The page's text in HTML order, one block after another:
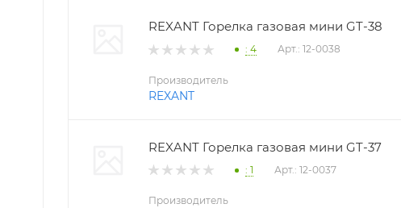
REXANT Горелка газовая мини GT-38
: 4 Арт.: 12-0038
Производитель
REXANT
REXANT Горелка газовая мини GT-37
: 1 Арт.: 12-0037
Производитель